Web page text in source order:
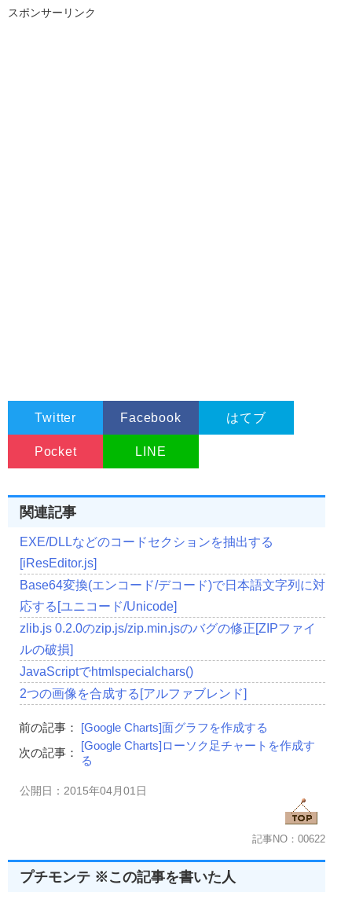
スポンサーリンク
Twitter Facebook はてブ
Pocket LINE
関連記事
EXE/DLLなどのコードセクションを抽出する
[iResEditor.js]
Base64変換(エンコード/デコード)で日本語文字列に対
応する[ユニコード/Unicode]
zlib.js 0.2.0のzip.js/zip.min.jsのバグの修正[ZIPファイ
ルの破損]
JavaScriptでhtmlspecialchars()
2つの画像を合成する[アルファブレンド]
前の記事：
[Google Charts]面グラフを作成する
次の記事：
[Google Charts]ローソク足チャートを作成す
る
公開日：2015年04月01日
記事NO：00622
プチモンテ ※この記事を書いた人